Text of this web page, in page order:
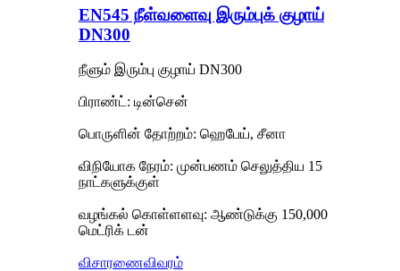
EN545 நீள்வளைவு இரும்புக் குழாய்
DN300
நீளும் இரும்பு குழாய் DN300
பிராண்ட்: டின்சென்
பொருளின் தோற்றம்: ஹெபேய், சீனா
விநியோக நேரம்: முன்பணம் செலுத்திய 15
நாட்களுக்குள்
வழங்கல் கொள்ளளவு: ஆண்டுக்கு 150,000
மெட்ரிக் டன்
விசாரணைவிவரம்